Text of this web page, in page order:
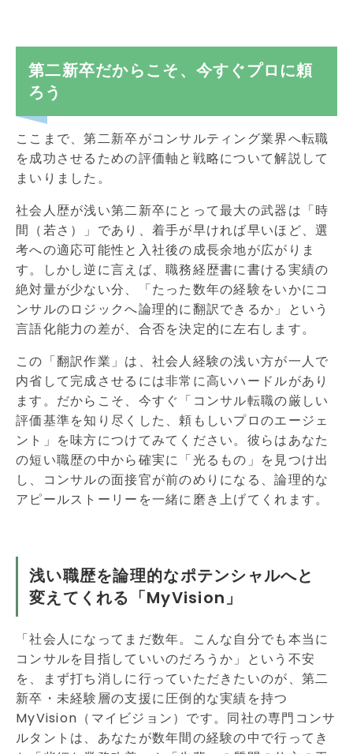
第二新卒だからこそ、今すぐプロに頼
ろう
ここまで、第二新卒がコンサルティング業界へ転職
を成功させるための評価軸と戦略について解説して
まいりました。
社会人歴が浅い第二新卒にとって最大の武器は「時
間（若さ）」であり、着手が早ければ早いほど、選
考への適応可能性と入社後の成長余地が広がりま
す。しかし逆に言えば、職務経歴書に書ける実績の
絶対量が少ない分、「たった数年の経験をいかにコ
ンサルのロジックへ論理的に翻訳できるか」という
言語化能力の差が、合否を決定的に左右します。
この「翻訳作業」は、社会人経験の浅い方が一人で
内省して完成させるには非常に高いハードルがあり
ます。だからこそ、今すぐ「コンサル転職の厳しい
評価基準を知り尽くした、頼もしいプロのエージェ
ント」を味方につけてみてください。彼らはあなた
の短い職歴の中から確実に「光るもの」を見つけ出
し、コンサルの面接官が前のめりになる、論理的な
アピールストーリーを一緒に磨き上げてくれます。
浅い職歴を論理的なポテンシャルへと
変えてくれる「MyVision」
「社会人になってまだ数年。こんな自分でも本当に
コンサルを目指していいのだろうか」という不安
を、まず打ち消しに行っていただきたいのが、第二
新卒・未経験層の支援に圧倒的な実績を持つ
MyVision（マイビジョン）です。同社の専門コンサ
ルタントは、あなたが数年間の経験の中で行ってき